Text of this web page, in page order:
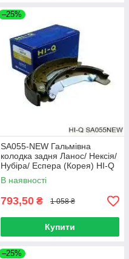
–25%
SA055-NEW Гальмівна
колодка задня Ланос/ Нексія/
Нубіра/ Еспера (Корея) HI-Q
В наявності
793,50 ₴ 1 058 ₴
Купити
–25%